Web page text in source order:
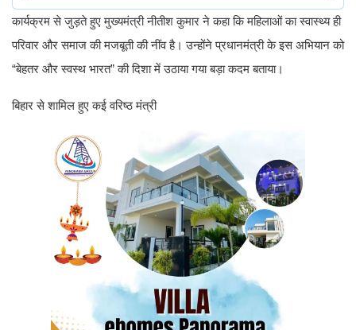
कार्यक्रम से जुड़ते हुए मुख्यमंत्री नीतीश कुमार ने कहा कि महिलाओं का स्वास्थ्य ही
परिवार और समाज की मजबूती की नींव है। उन्होंने प्रधानमंत्री के इस अभियान को
“बेहतर और स्वस्थ भारत” की दिशा में उठाया गया बड़ा कदम बताया।
बिहार से शामिल हुए कई वरिष्ठ मंत्री